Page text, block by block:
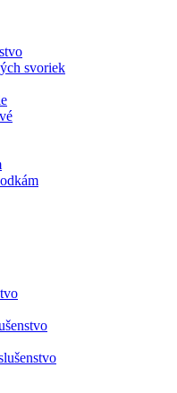
svoriek